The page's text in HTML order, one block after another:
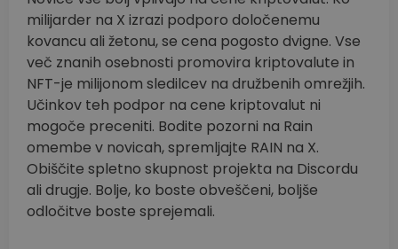
milijarder na X izrazi podporo določenemu
kovancu ali žetonu, se cena pogosto dvigne. Vse
več znanih osebnosti promovira kriptovalute in
NFT-je milijonom sledilcev na družbenih omrežjih.
Učinkov teh podpor na cene kriptovalut ni
mogoče preceniti. Bodite pozorni na Rain
omembe v novicah, spremljajte RAIN na X.
Obiščite spletno skupnost projekta na Discordu
ali drugje. Bolje, ko boste obveščeni, boljše
odločitve boste sprejemali.